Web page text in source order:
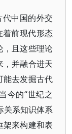
中国的外交
着前现代形态
，且这些理论
并融合进天
能去发掘古代
今的“世纪之
关系知识体系
来构建和表